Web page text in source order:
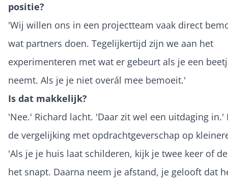
positie?
'Wij willen ons in een projectteam vaak direct
wat partners doen. Tegelijkertijd zijn we aan het
experimenteren met wat er gebeurt als je een
neemt. Als je je niet overál mee bemoeit.'
Is dat makkelijk?
'Nee.' Richard lacht. 'Daar zit wel een uitdaging in.'
de vergelijking met opdrachtgeverschap op
'Als je je huis laat schilderen, kijk je twee keer of
het snapt. Daarna neem je afstand, je gelooft dat